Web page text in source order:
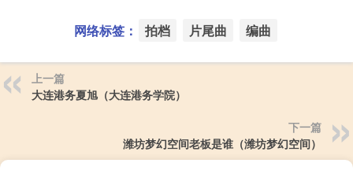
网络标签： 拍档 片尾曲 编曲
上一篇
大连港务夏旭（大连港务学院）
下一篇
潍坊梦幻空间老板是谁（潍坊梦幻空间）